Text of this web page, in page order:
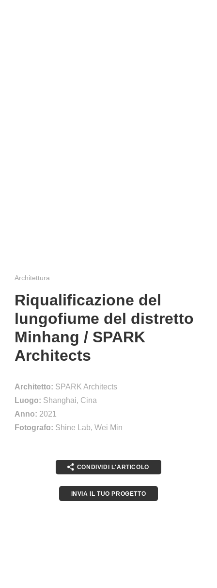
Architettura
Riqualificazione del
lungofiume del distretto
Minhang / SPARK
Architects
Architetto: SPARK Architects
Luogo: Shanghai, Cina
Anno: 2021
Fotografo: Shine Lab, Wei Min
CONDIVIDI L'ARTICOLO
INVIA IL TUO PROGETTO